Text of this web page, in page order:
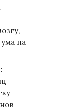
ума на